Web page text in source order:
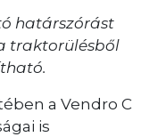
határszórást
traktorülésből
a Vendro C
is